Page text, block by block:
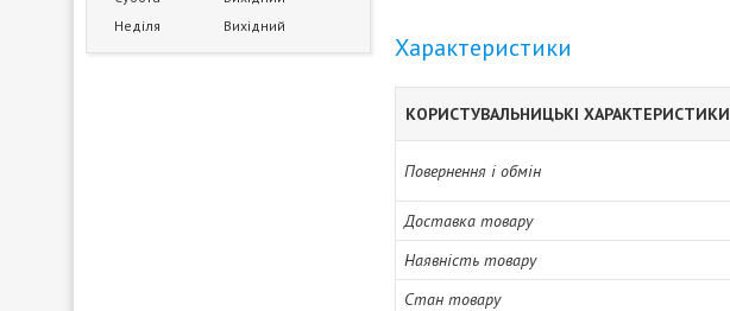
Неділя
Вихідний
Характеристики
КОРИСТУВАЛЬНИЦЬКІ ХАРАКТЕРИСТИКИ
Повернення і обмін
Доставка товару
Наявність товару
Стан товару